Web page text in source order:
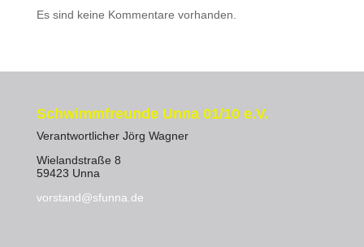
Es sind keine Kommentare vorhanden.
Schwimmfreunde Unna 01/10 e.V.
Verantwortlicher Jörg Wagner
Wielandstraße 8
59423 Unna
vorstand@sfunna.de